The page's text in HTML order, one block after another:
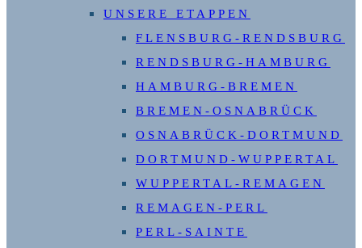
UNSERE ETAPPEN
FLENSBURG-RENDSBURG
RENDSBURG-HAMBURG
HAMBURG-BREMEN
BREMEN-OSNABRÜCK
OSNABRÜCK-DORTMUND
DORTMUND-WUPPERTAL
WUPPERTAL-REMAGEN
REMAGEN-PERL
PERL-SAINTE